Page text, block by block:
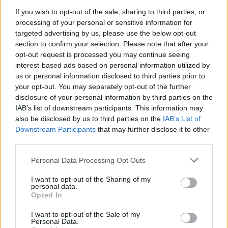
If you wish to opt-out of the sale, sharing to third parties, or
processing of your personal or sensitive information for
targeted advertising by us, please use the below opt-out
section to confirm your selection. Please note that after your
opt-out request is processed you may continue seeing
interest-based ads based on personal information utilized by
us or personal information disclosed to third parties prior to
your opt-out. You may separately opt-out of the further
disclosure of your personal information by third parties on the
IAB’s list of downstream participants. This information may
also be disclosed by us to third parties on the IAB’s List of
Downstream Participants that may further disclose it to other
Please note that this website/app uses one or more Google
not limited to your visit or usage behaviour. You may click to
grant or deny consent to Google and its third-party tags to
use your data for below specified purposes in below Google
consent section.
Personal Data Processing Opt Outs
I want to opt-out of the Sharing of my
personal data.
Opted In
I want to opt-out of the Sale of my
Personal Data.
contestati più episodi, all’altro collega solo uno.
POTREBBE INTERESSARTI
Omicidio Cerciello – Sarà
processato il carabiniere che
bendò Natale Hjort
5 anni fa
BASTOGI Botte al teste nel
processo per farlo ritrattare:
INTANTO RUSSIA STANGATA PER DOPING
Precedente
DOPING Russia
ROMA In migliaia